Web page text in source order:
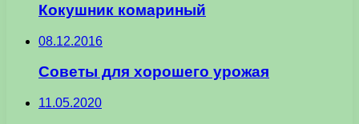
Кокушник комариный
08.12.2016
Советы для хорошего урожая
11.05.2020